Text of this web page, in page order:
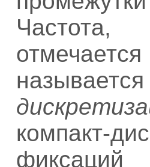
фиксаций